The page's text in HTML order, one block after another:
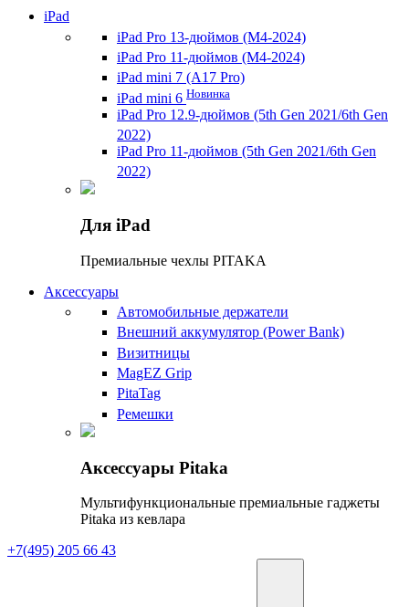
iPad
iPad Pro 13-дюймов (M4-2024)
iPad Pro 11-дюймов (M4-2024)
iPad mini 7 (A17 Pro)
iPad mini 6 Новинка
iPad Pro 12.9-дюймов (5th Gen 2021/6th Gen
2022)
iPad Pro 11-дюймов (5th Gen 2021/6th Gen
2022)
Для iPad
Премиальные чехлы PITAKA
Аксессуары
Автомобильные держатели
Внешний аккумулятор (Power Bank)
Визитницы
MagEZ Grip
PitaTag
Ремешки
Аксессуары Pitaka
Мультифункциональные премиальные гаджеты
Pitaka из кевлара
+7(495) 205 66 43